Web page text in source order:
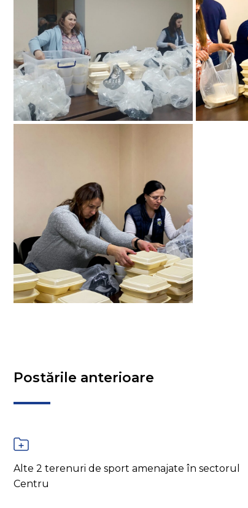
Postările anterioare
Alte 2 terenuri de sport amenajate în sectorul
Centru